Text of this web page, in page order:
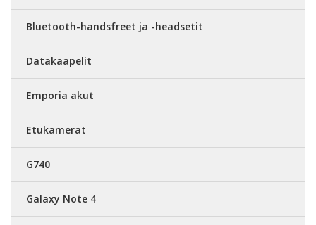
Bluetooth-handsfreet ja -headsetit
Datakaapelit
Emporia akut
Etukamerat
G740
Galaxy Note 4